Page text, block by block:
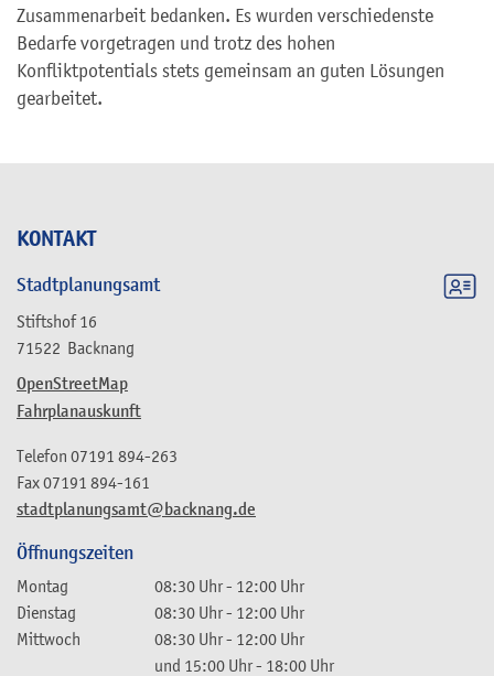
KONTAKT
Stadtplanungsamt
Stiftshof 16
71522 Backnang
OpenStreetMap
Fahrplanauskunft
stadtplanungsamt@backnang.de
Telefon 07191 894-263
Fax07191 894-161
Öffnungszeiten
Montag 08:30 Uhr- 12:00 Uhr
Dienstag
08:30 Uhr- 12:00 Uhr
Mittwoch
08:30 Uhr- 12:00 Uhr
und 15:00 Uhr- 18:00 Uhr
Zusammenarbeit bedanken. Es wurden verschiedenste
Bedarfe vorgetragen und trotz des hohen
Konfliktpotentials stets gemeinsam an guten Lösungen
gearbeitet.